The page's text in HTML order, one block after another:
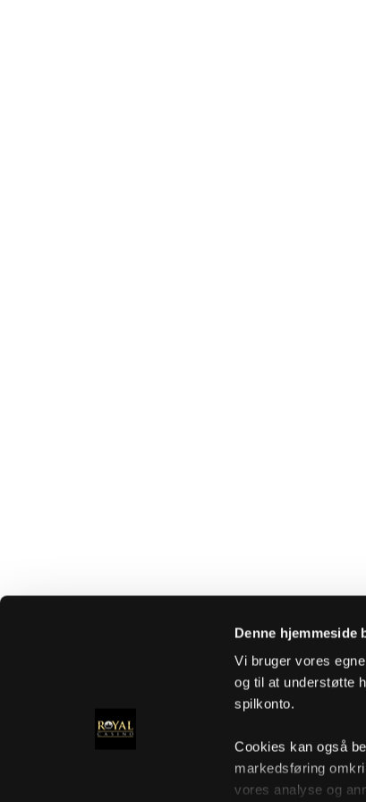
Denne hjemmeside
Vi bruger vores
og til at understøtte
spilkonto.
Cookies kan også
markedsføring
vores analyse og